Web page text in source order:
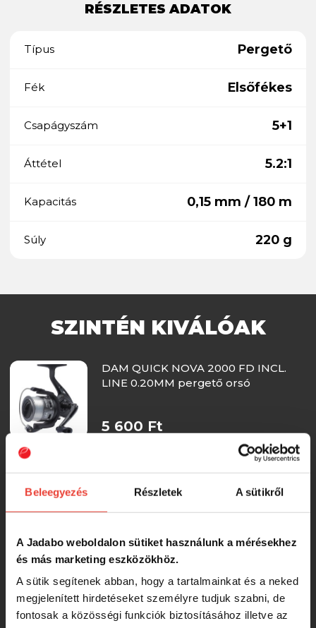
Beleegyezés Részletek A sütikről
A Jadabo weboldalon sütiket használunk a mérésekhez
és más marketing eszközökhöz.
A sütik segítenek abban, hogy a tartalmainkat és a neked
megjelenített hirdetéseket személyre tudjuk szabni, de
fontosak a közösségi funkciók biztosításához illetve az
RÉSZLETES ADATOK
Típus Pergető
Fék Elsőfékes
Csapágyszám 5+1
Áttétel 5.2:1
Kapacitás 0,15 mm / 180 m
Súly 220 g
SZINTÉN KIVÁLÓAK
DAM QUICK NOVA 2000 FD INCL.
LINE 0.20MM pergető orsó
5 600 Ft
LineaEffe Vigor Power 2 50 elsőfékes
LineaEffe Vigor Prime 60 elsőfékes
orsó
6 350 Ft